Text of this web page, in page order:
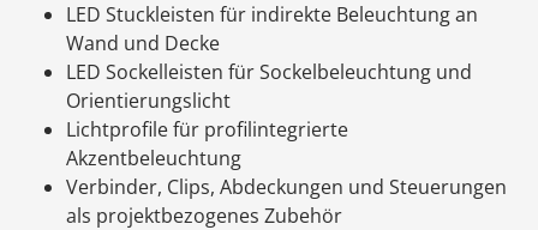
LED Stuckleisten für indirekte Beleuchtung an
Wand und Decke
LED Sockelleisten für Sockelbeleuchtung und
Orientierungslicht
Lichtprofile für profilintegrierte
Akzentbeleuchtung
Verbinder, Clips, Abdeckungen und Steuerungen
als projektbezogenes Zubehör